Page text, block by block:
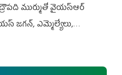
ద్రౌప‌ది ముర్ముతో వైయ‌స్ఆర్
జ‌గ‌న్, ఎమ్మెల్యేలు,